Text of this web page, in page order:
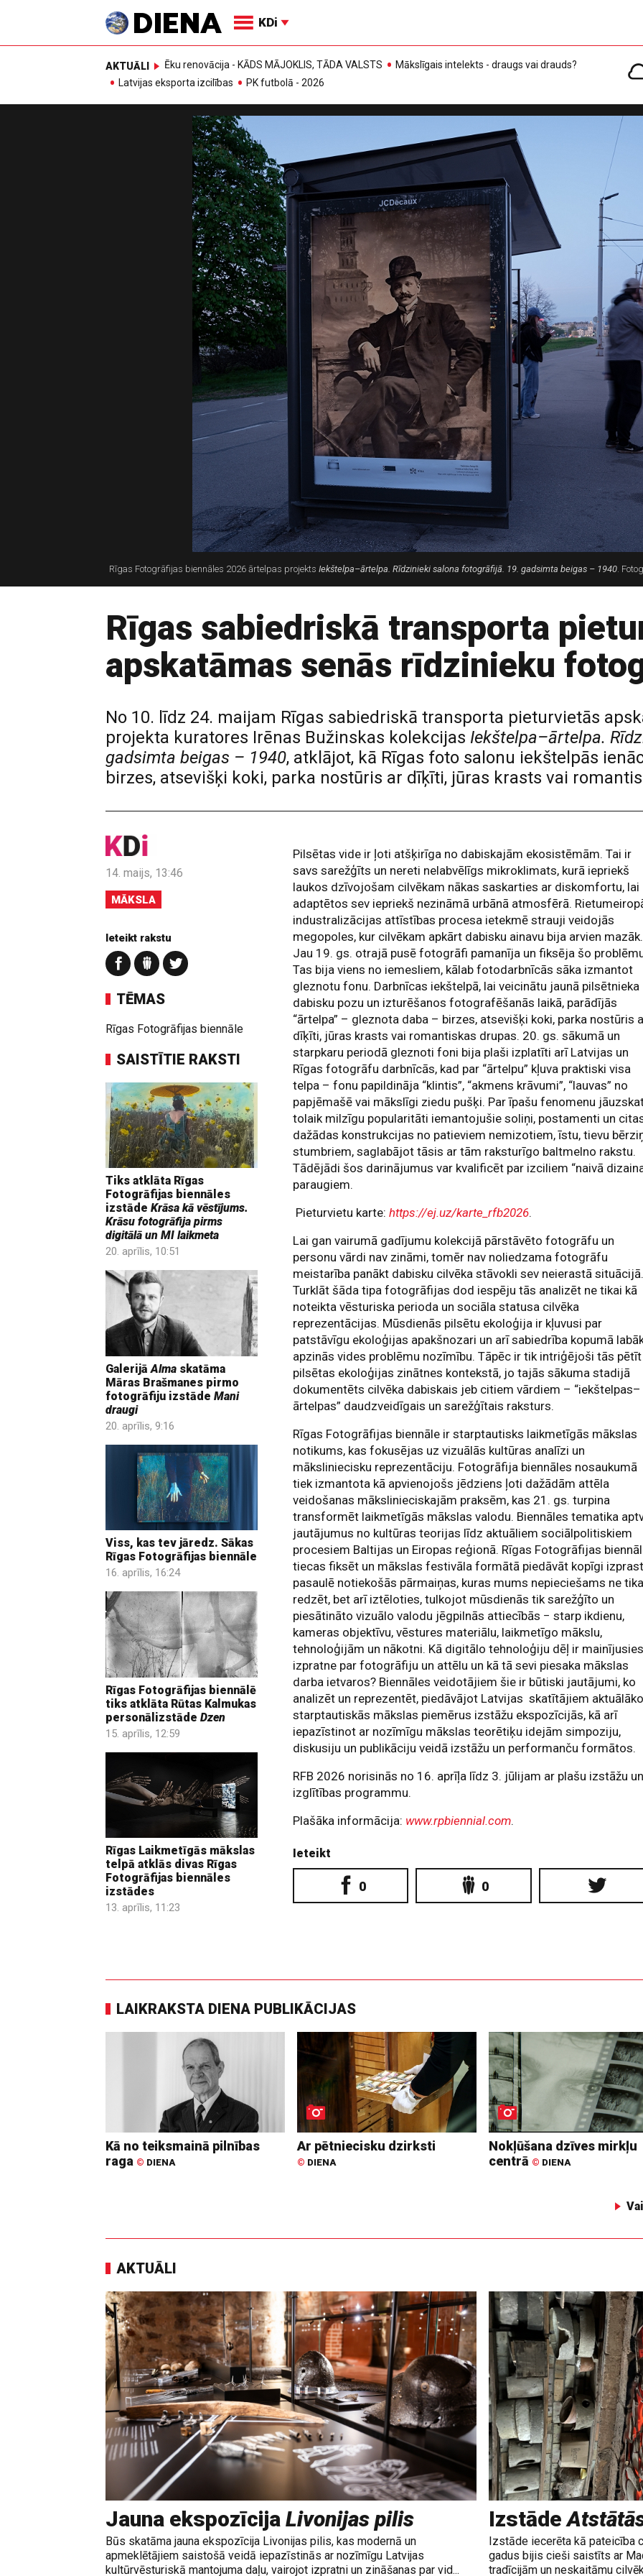
KDi
AKTUĀLI Ēku renovācija - KĀDS MĀJOKLIS, TĀDA VALSTS
Mākslīgais intelekts - draugs vai drauds?
Latvijas eksporta izcilības
PK futbolā - 2026
Rīgas Fotogrāfijas biennāles 2026 ārtelpas projekts Iekštelpa–ārtelpa. Rīdzinieki salona fotogrāfijā. 19. gadsimta beigas – 1940 .
Rīgas sabiedriskā transporta
apskatāmas senās rīdzinieku
No 10. līdz 24. maijam Rīgas sabiedriskā transporta pieturvietās
projekta kuratores Irēnas Bužinskas kolekcijas Iekštelpa–ārtelpa.
gadsimta beigas – 1940, atklājot, kā Rīgas foto salonu iekštelpās
birzes, atsevišķi koki, parka nostūris ar dīķīti, jūras krasts vai
14. maijs, 13:46
MĀKSLA
Ieteikt rakstu
TĒMAS
Rīgas Fotogrāfijas biennāle
SAISTĪTIE RAKSTI
Tiks atklāta Rīgas
Fotogrāfijas biennāles
izstāde Krāsa kā vēstījums.
Krāsu fotogrāfija pirms
digitālā un MI laikmeta
20. aprīlis, 10:51
GalerijāAlma skatāma
Māras Brašmanes pirmo
fotogrāfiju izstāde Mani
draugi
20. aprīlis, 9:16
Viss, kas tev jāredz. Sākas
Rīgas Fotogrāfijas biennāle
16. aprīlis, 16:24
Rīgas Fotogrāfijas biennālē
tiks atklāta Rūtas Kalmukas
personālizstāde Dzen
15. aprīlis, 12:59
Rīgas Laikmetīgās mākslas
telpā atklās divas Rīgas
Fotogrāfijas biennāles
izstādes
13. aprīlis, 11:23
Pilsētas vide ir ļoti atšķirīga no dabiskajām ekosistēmām. Tai ir
savs sarežģīts un nereti nelabvēlīgs mikroklimats, kurā iepriekš
laukos dzīvojošam cilvēkam nākas saskarties ar diskomfortu, lai
adaptētos sev iepriekš nezināmā urbānā atmosfērā.
industralizācijas attīstības procesa ietekmē strauji veidojās
megopoles, kur cilvēkam apkārt dabisku ainavu bija arvien mazāk.
Jau 19. gs. otrajā pusē fotogrāfi pamanīja un fiksēja šo
Tas bija viens no iemesliem, kālab fotodarbnīcās sāka izmantot
gleznotu fonu. Darbnīcas iekštelpā, lai veicinātu jaunā pilsētnieka
dabisku pozu un izturēšanos fotografēšanās laikā, parādījās
“ārtelpa” – gleznota daba – birzes, atsevišķi koki, parka nostūris
dīķīti, jūras krasts vai romantiskas drupas. 20. gs. sākumā un
starpkaru periodā gleznoti foni bija plaši izplatīti arī Latvijas un
Rīgas fotogrāfu darbnīcās, kad par “ārtelpu” kļuva praktiski visa
telpa – fonu papildināja “klintis”, “akmens krāvumi”, “lauvas” no
papjēmašē vai mākslīgi ziedu pušķi. Par īpašu fenomenu
tolaik milzīgu popularitāti iemantojušie soliņi, postamenti un
dažādas konstrukcijas no patieviem nemizotiem, īstu, tievu
stumbriem, saglabājot tāsis ar tām raksturīgo baltmelno rakstu.
Tādējādi šos darinājumus var kvalificēt par izciliem “naivā
paraugiem.
Pieturvietu karte:https://ej.uz/karte_rfb2026.
Lai gan vairumā gadījumu kolekcijā pārstāvēto fotogrāfu un
personu vārdi nav zināmi, tomēr nav noliedzama fotogrāfu
meistarība panākt dabisku cilvēka stāvokli sev neierastā situācijā.
Turklāt šāda tipa fotogrāfijas dod iespēju tās analizēt ne tikai kā
noteikta vēsturiska perioda un sociāla statusa cilvēka
reprezentācijas. Mūsdienās pilsētu ekoloģija ir kļuvusi par
patstāvīgu ekoloģijas apakšnozari un arī sabiedrība kopumā
apzinās vides problēmu nozīmību. Tāpēc ir tik intriģējoši tās pētīt
pilsētas ekoloģijas zinātnes kontekstā, jo tajās sākuma stadijā
dokumentēts cilvēka dabiskais jeb citiem vārdiem – “iekštelpas–
ārtelpas” daudzveidīgais un sarežģītais raksturs.
Rīgas Fotogrāfijas biennāle ir starptautisks laikmetīgās mākslas
notikums, kas fokusējas uz vizuālās kultūras analīzi un
māksliniecisku reprezentāciju. Fotogrāfija biennāles nosaukumā
tiek izmantota kā apvienojošs jēdziens ļoti dažādām attēla
veidošanas mākslinieciskajām praksēm, kas 21. gs. turpina
transformēt laikmetīgās mākslas valodu. Biennāles tematika
jautājumus no kultūras teorijas līdz aktuāliem sociālpolitiskiem
procesiem Baltijas un Eiropas reģionā. Rīgas Fotogrāfijas
tiecas fiksēt un mākslas festivāla formātā piedāvāt kopīgi izprast
pasaulē notiekošās pārmaiņas, kuras mums nepieciešams ne
redzēt, bet arī iztēloties, tulkojot mūsdienās tik sarežģīto un
piesātināto vizuālo valodu jēgpilnās attiecībās − starp ikdienu,
kameras objektīvu, vēstures materiālu, laikmetīgo mākslu,
tehnoloģijām un nākotni. Kā digitālo tehnoloģiju dēļ ir mainījusies
izpratne par fotogrāfiju un attēlu un kā tā sevi piesaka mākslas
darba ietvaros? Biennāles veidotājiem šie ir būtiski jautājumi, ko
analizēt un reprezentēt, piedāvājot Latvijas skatītājiem
starptautiskās mākslas piemērus izstāžu ekspozīcijās, kā arī
iepazīstinot ar nozīmīgu mākslas teorētiķu idejām simpoziju,
diskusiju un publikāciju veidā izstāžu un performanču formātos.
RFB 2026 norisinās no 16. aprīļa līdz 3. jūlijam ar plašu izstāžu un
izglītības programmu.
Plašāka informācija: www.rpbiennial.com.
Ieteikt
0 0
LAIKRAKSTA DIENA PUBLIKĀCIJAS
Kā no teiksmainā pilnības
raga © DIENA
Ar pētniecisku dzirksti
© DIENA
Nokļūšana dzīves mirkļu
centrā © DIENA
AKTUĀLI
Jauna ekspozīcija Livonijas pilis
Būs skatāma jauna ekspozīcija Livonijas pilis, kas modernā un
apmeklētājiem saistošā veidā iepazīstinās ar nozīmīgu Latvijas
kultūrvēsturiskā mantojuma daļu, vairojot izpratni un zināšanas par vid...
Izstāde
Izstāde iecerēta kā pateicība
gadus bijis cieši saistīts ar
tradīcijām un neskaitāmu